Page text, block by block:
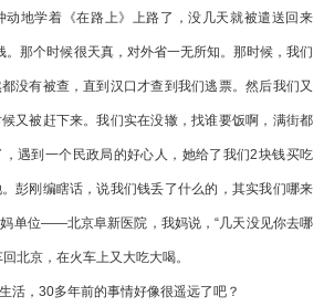
动地学着《在路上》上路了，没几天就被遣送回来
。那个时候很天真，对外省一无所知。那时候，我们
没有被查，直到汉口才查到我们逃票。然后我们又
又被赶下来。我们实在没辙，找谁要饭啊，满街都
遇到一个民政局的好心人，她给了我们2块钱买吃
彭刚编瞎话，说我们钱丢了什么的，其实我们哪来
单位——北京阜新医院，我妈说，“几天没见你去哪
北京，在火车上又大吃大喝。
，30多年前的事情好像很遥远了吧？